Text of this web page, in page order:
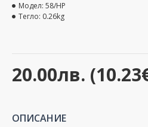
20.00лв.
Модел: 58/HP
Тегло: 0.26kg
ОПИСАНИЕ